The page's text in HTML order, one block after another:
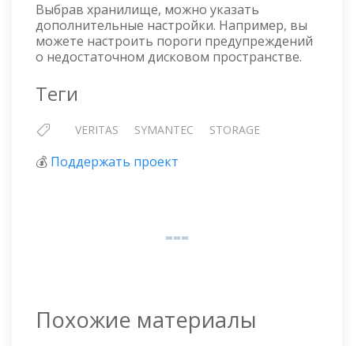
Выбрав хранилище, можно указать
дополнительные настройки. Например, вы
можете настроить пороги предупреждений
о недостаточном дисковом пространстве.
Теги
VERITAS SYMANTEC STORAGE
💰 Поддержать проект
Похожие материалы